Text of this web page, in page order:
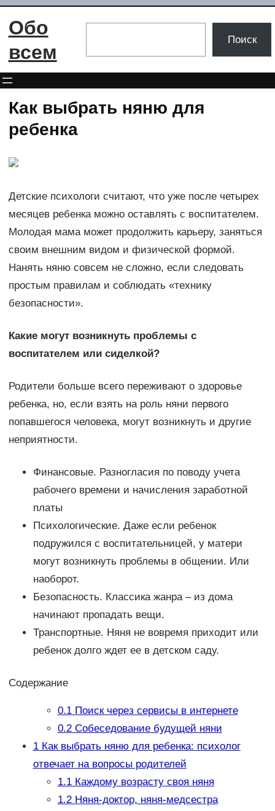
Перейти
Обо
всем
Поиск
Как выбрать няню для
ребенка
Детские психологи считают, что уже после четырех
месяцев ребенка можно оставлять с воспитателем.
Молодая мама может продолжить карьеру, заняться
своим внешним видом и физической формой.
Нанять няню совсем не сложно, если следовать
простым правилам и соблюдать «технику
безопасности».
Какие могут возникнуть проблемы с
воспитателем или сиделкой?
Родители больше всего переживают о здоровье
ребенка, но, если взять на роль няни первого
попавшегося человека, могут возникнуть и другие
неприятности.
Финансовые. Разногласия по поводу учета
рабочего времени и начисления заработной
платы
Психологические. Даже если ребенок
подружился с воспитательницей, у матери
могут возникнуть проблемы в общении. Или
наоборот.
Безопасность. Классика жанра – из дома
начинают пропадать вещи.
Транспортные. Няня не вовремя приходит или
ребенок долго ждет ее в детском саду.
Содержание
0.1Поиск через сервисы в интернете
0.2Собеседование будущей няни
1Как выбрать няню для ребенка: психолог
отвечает на вопросы родителей
1.1Каждому возрасту своя няня
1.2Няня-доктор, няня-медсестра